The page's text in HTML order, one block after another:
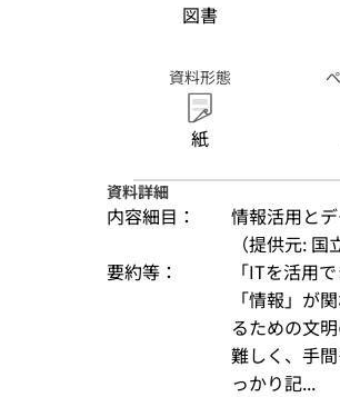
図書
資料形態
紙
資料詳細
内容細目：
情報活用と
（提供元: 国
要約等：
「ITを活用
「情報」が
るための文
難しく、手
っかり記...